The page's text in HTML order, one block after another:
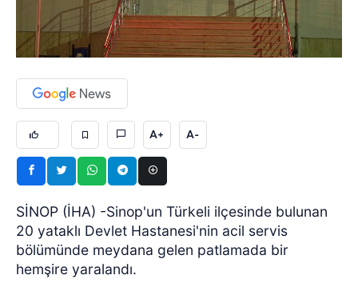
A+ A-
SİNOP (İHA) -Sinop'un Türkeli ilçesinde bulunan
20 yataklı Devlet Hastanesi'nin acil servis
bölümünde meydana gelen patlamada bir
hemşire yaralandı.